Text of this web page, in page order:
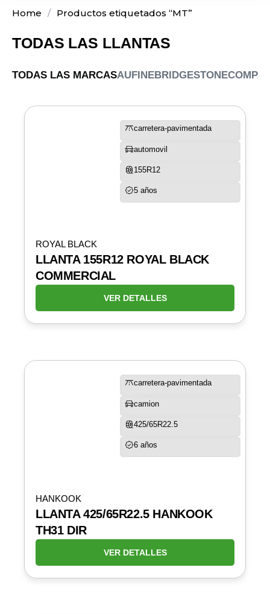
Home / Productos etiquetados “MT”
TODAS LAS LLANTAS
AUFINEBRIDGESTONE
TODAS LAS MARCAS
carretera-pavimentada
automovil
155R12
5 años
ROYAL BLACK
LLANTA 155R12 ROYAL BLACK
COMMERCIAL
VER DETALLES
carretera-pavimentada
camion
425/65R22.5
6 años
HANKOOK
LLANTA 425/65R22.5 HANKOOK
TH31 DIR
VER DETALLES